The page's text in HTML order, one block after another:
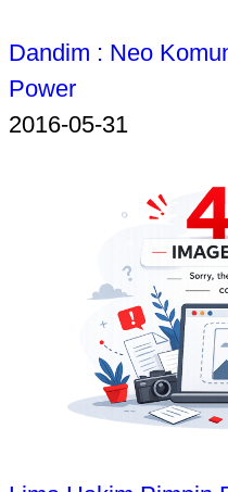
Dandim : Neo
Power
2016-05-31